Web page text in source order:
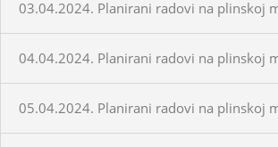
03.04.2024. Planirani radovi na plinskoj
04.04.2024. Planirani radovi na plinskoj
05.04.2024. Planirani radovi na plinskoj